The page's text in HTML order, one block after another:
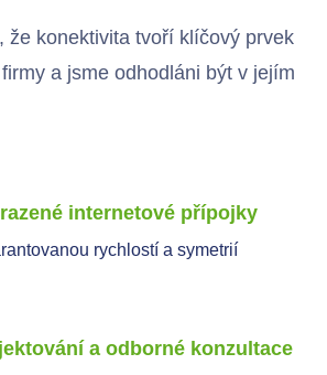
že konektivita tvoří klíčový prvek
a jsme odhodláni být v jejím
internetové přípojky
rychlostí a symetrií
a odborné konzultace